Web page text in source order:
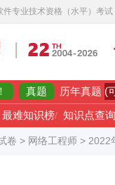
件专业技术资格（水平）考试
真题 历年真题 (
最难知识榜/ 知识点查询
卷 > 网络工程师 > 2022